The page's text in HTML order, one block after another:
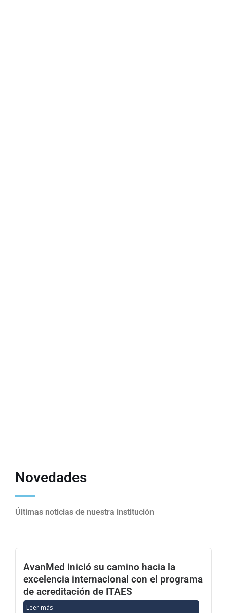
Novedades
Últimas noticias de nuestra institución​
AvanMed inició su camino hacia la
excelencia internacional con el programa
de acreditación de ITAES
Leer más